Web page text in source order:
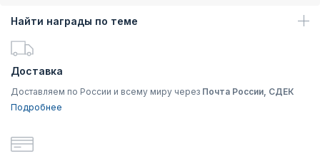
Найти награды по теме
Доставка
Доставляем по России и всему миру через Почта России, СДЕК
Подробнее